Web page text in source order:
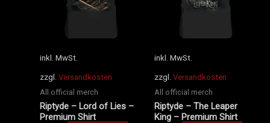
inkl. MwSt.
zzgl.Versandkosten
All official merch
Riptyde – Lord of Lies –
Premium Shirt
auf
Produktseite
gewählt
inkl. MwSt.
zzgl. Versandkosten
All official merch
Riptyde – The Leaper
King – Premium Shirt
auf
Produktseite
gewählt